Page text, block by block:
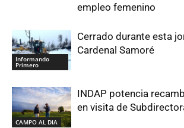
empleo femenino
Informando
Primero
Cerrado durante esta
Cardenal Samoré
CAMPO AL DIA
INDAP potencia
en visita de